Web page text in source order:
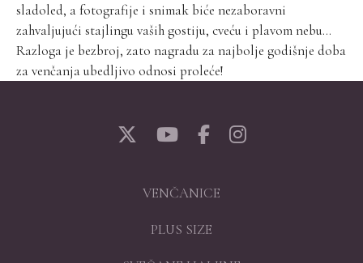
sladoled, a fotografije i snimak biće nezaboravni
zahvaljujući stajlingu vaših gostiju, cveću i plavom nebu…
Razloga je bezbroj, zato nagradu za najbolje godišnje doba
za venčanja ubedljivo odnosi proleće!
VENČANICE
PLUS SIZE